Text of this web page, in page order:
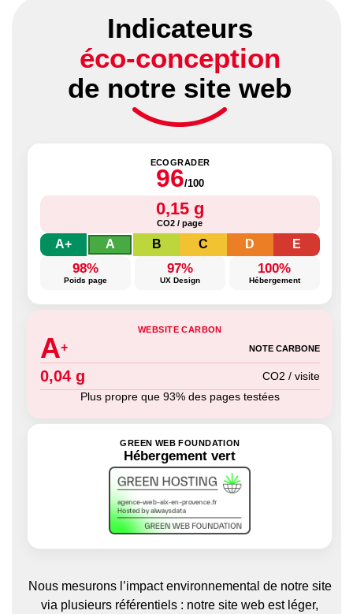
Indicateurs
éco-conception
de notre site web
ECOGRADER
96/100
0,15 g
CO2 / page
A+ A B C D E
98%
Poids page
97%
UX Design
100%
Hébergement
WEBSITE CARBON
A+ NOTE CARBONE
0,04 g
CO2 / visite
Plus propre que 93% des pages testées
GREEN WEB FOUNDATION
Hébergement vert
Nous mesurons l’impact environnemental de notre site
via plusieurs référentiels : notre site web est léger,